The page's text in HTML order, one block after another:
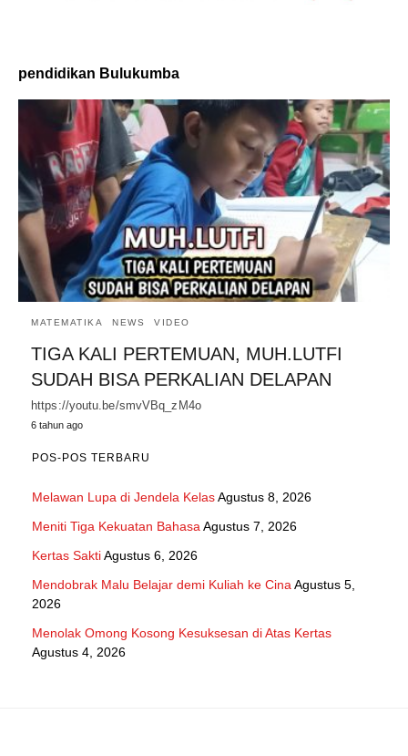
pendidikan Bulukumba
MATEMATIKA NEWS VIDEO
TIGA KALI PERTEMUAN, MUH.LUTFI
SUDAH BISA PERKALIAN DELAPAN
https://youtu.be/smvVBq_zM4o
6 tahun ago
POS-POS TERBARU
Melawan Lupa di Jendela KelasAgustus 8, 2026
Meniti Tiga Kekuatan Bahasa Agustus 7, 2026
Kertas SaktiAgustus 6, 2026
Mendobrak Malu Belajar demi Kuliah ke Cina Agustus 5,
2026
Menolak Omong Kosong Kesuksesan di Atas Kertas
Agustus 4, 2026